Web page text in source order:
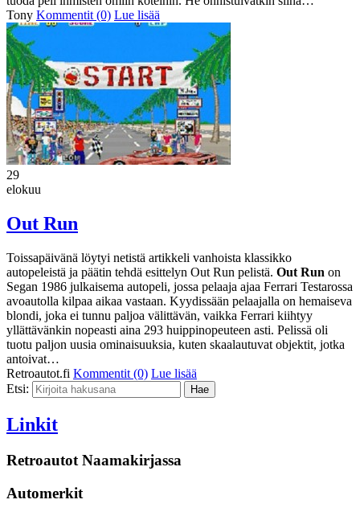
Tony Kommentit (0) Lue lisää
29
elokuu
Out Run
Toissapäivänä löytyi netistä artikkeli vanhoista klassikko
autopeleistä ja päätin tehdä esittelyn Out Run pelistä. Out Run on
Segan 1986 julkaisema autopeli, jossa pelaaja ajaa Ferrari Testarossa
avoautolla kilpaa aikaa vastaan. Kyydissään pelaajalla on hemaiseva
blondi, joka ei tunnu paljoa välittävän, vaikka Ferrari kiihtyy
yllättävänkin nopeasti aina 293 huippinopeuteen asti. Pelissä oli
tuotu paljon uusia ominaisuuksia, kuten skaalautuvat objektit, jotka
antoivat…
Retroautot.fi Kommentit (0) Lue lisää
Etsi:
Linkit
Retroautot Naamakirjassa
Automerkit